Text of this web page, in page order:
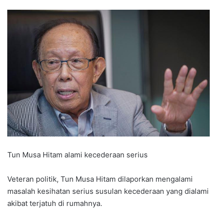
Tun Musa Hitam alami kecederaan serius
Veteran politik, Tun Musa Hitam dilaporkan mengalami
masalah kesihatan serius susulan kecederaan yang dialami
akibat terjatuh di rumahnya.